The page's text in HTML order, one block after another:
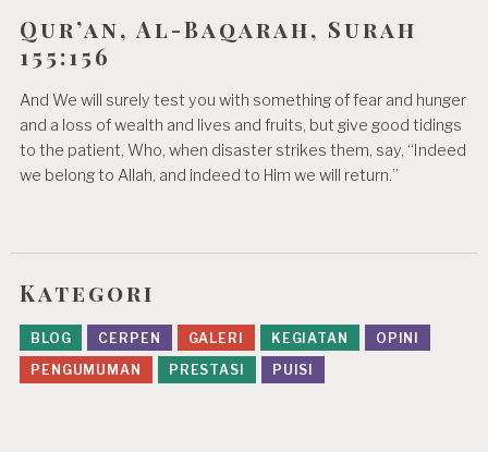
Qur’an, Al-Baqarah, Surah
155:156
And We will surely test you with something of fear and hunger
and a loss of wealth and lives and fruits, but give good tidings
to the patient, Who, when disaster strikes them, say, “Indeed
we belong to Allah, and indeed to Him we will return.”
Kategori
BLOG CERPEN GALERI KEGIATAN
OPINI
PENGUMUMAN
PRESTASI PUISI